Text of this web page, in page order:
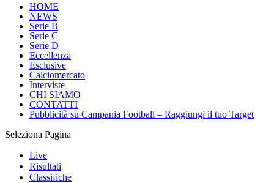
HOME
NEWS
Serie B
Serie C
Serie D
Eccellenza
Esclusive
Calciomercato
Interviste
CHI SIAMO
CONTATTI
Pubblicità su Campania Football – Raggiungi il tuo Target
Seleziona Pagina
Live
Risultati
Classifiche